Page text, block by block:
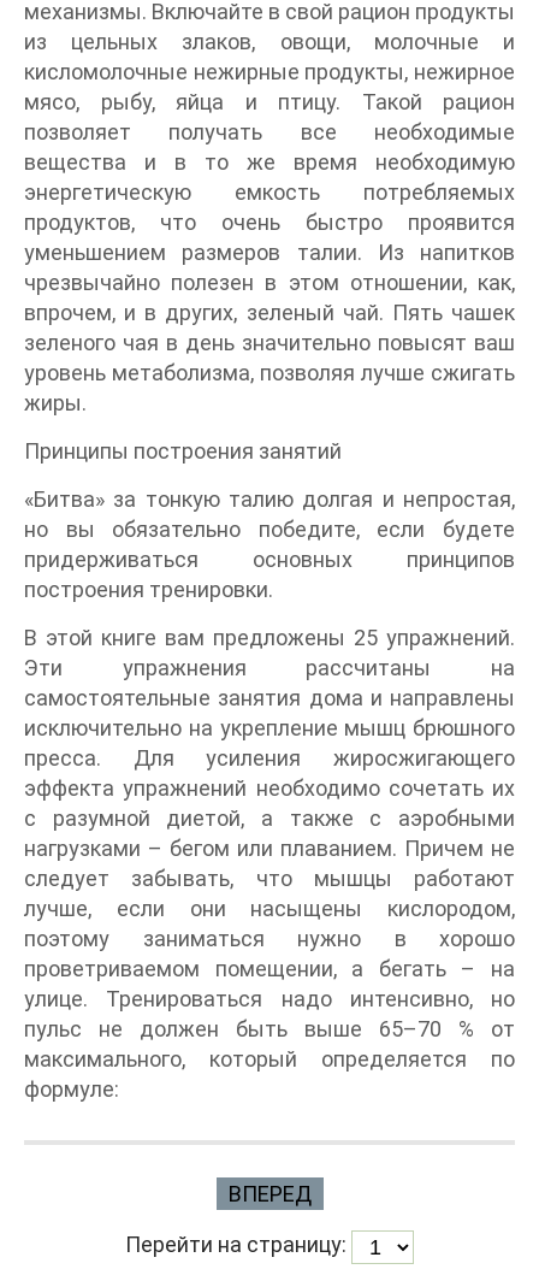
механизмы. Включайте в свой рацион продукты
из цельных злаков, овощи, молочные и
кисломолочные нежирные продукты, нежирное
мясо, рыбу, яйца и птицу. Такой рацион
позволяет получать все необходимые
вещества и в то же время необходимую
энергетическую емкость потребляемых
продуктов, что очень быстро проявится
уменьшением размеров талии. Из напитков
чрезвычайно полезен в этом отношении, как,
впрочем, и в других, зеленый чай. Пять чашек
зеленого чая в день значительно повысят ваш
уровень метаболизма, позволяя лучше сжигать
жиры.
Принципы построения занятий
«Битва» за тонкую талию долгая и непростая,
но вы обязательно победите, если будете
придерживаться основных принципов
построения тренировки.
В этой книге вам предложены 25 упражнений.
Эти упражнения рассчитаны на
самостоятельные занятия дома и направлены
исключительно на укрепление мышц брюшного
пресса. Для усиления жиросжигающего
эффекта упражнений необходимо сочетать их
с разумной диетой, а также с аэробными
нагрузками – бегом или плаванием. Причем не
следует забывать, что мышцы работают
лучше, если они насыщены кислородом,
поэтому заниматься нужно в хорошо
проветриваемом помещении, а бегать – на
улице. Тренироваться надо интенсивно, но
пульс не должен быть выше 65–70 % от
максимального, который определяется по
формуле:
ВПЕРЕД
Перейти на страницу: